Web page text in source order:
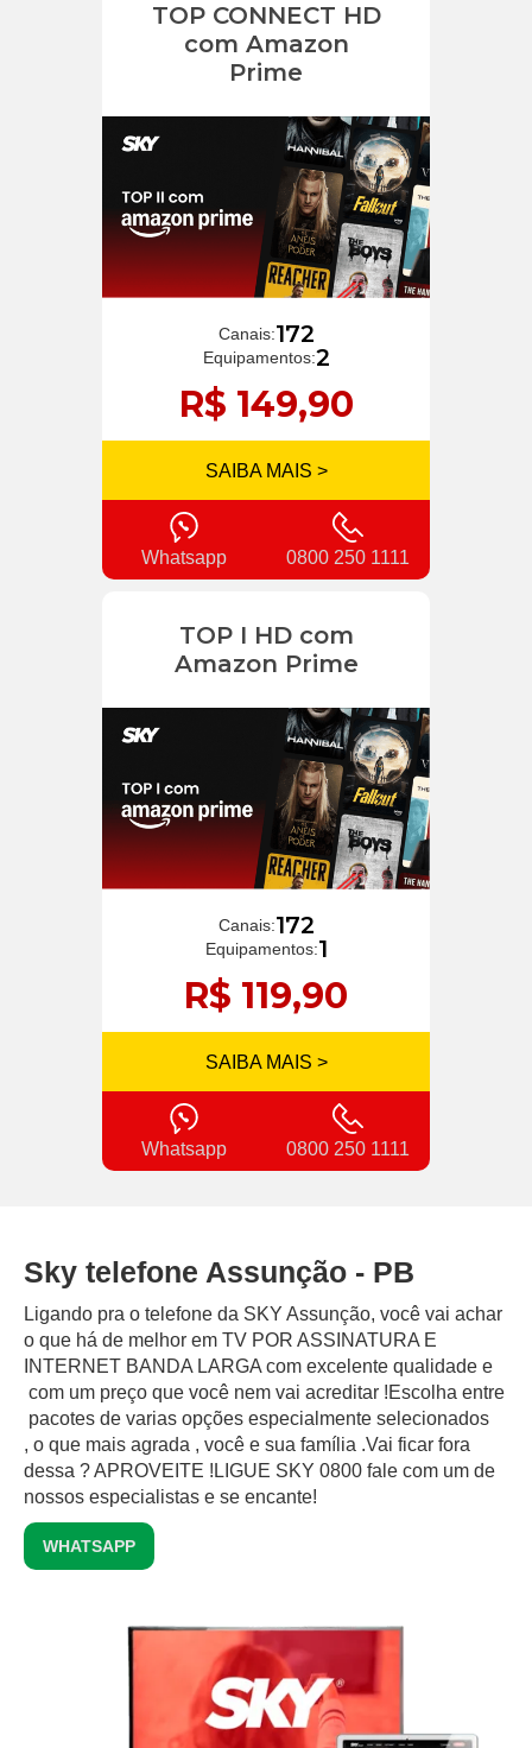
TOP CONNECT HD
com Amazon
Prime
Canais:172
Equipamentos:2
R$ 149,90
SAIBA MAIS >
Whatsapp 0800 250 1111
TOP I HD com
Amazon Prime
Canais:172
Equipamentos:1
R$ 119,90
SAIBA MAIS >
Whatsapp 0800 250 1111
Sky telefone Assunção - PB
Ligando pra o telefone da SKY Assunção, você vai achar
o que há de melhor em TV POR ASSINATURA E
INTERNET BANDA LARGA com excelente qualidade e
com um preço que você nem vai acreditar !Escolha entre
pacotes de varias opções especialmente selecionados
, o que mais agrada , você e sua família .Vai ficar fora
dessa ? APROVEITE !LIGUE SKY 0800 fale com um de
nossos especialistas e se encante!
WHATSAPP